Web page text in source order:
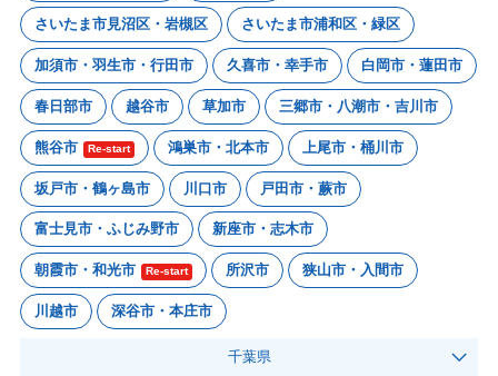
さいたま市見沼区・岩槻区 さいたま市浦和区・緑区
加須市・羽生市・行田市 久喜市・幸手市 白岡市・蓮田市
春日部市 越谷市 草加市 三郷市・八潮市・吉川市
熊谷市 Re-start 鴻巣市・北本市 上尾市・桶川市
坂戸市・鶴ヶ島市 川口市 戸田市・蕨市
富士見市・ふじみ野市 新座市・志木市
朝霞市・和光市 Re-start 所沢市 狭山市・入間市
川越市 深谷市・本庄市
千葉県